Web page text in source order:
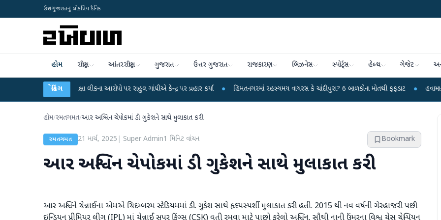
ઉત્તર ગુજરાતનું લોકપ્રિય દૈનિક
હોમ રાષ્ટ્રીય આંતરરાષ્ટ્રીય ગુજરાત ઉત્તર ગુજરાત રાજકારણ બિઝનેસ સ્પોર્ટ્સ હેલ્થ ગેજેટ
બ્રેકિંગ
NET પરીક્ષા લીકના આરોપો પર રાહુલ ગાંધીએ કેન્દ્ર પર પ્રહાર કર્યા ● હિંમતનગરમાં રહસ્યમય વાયરસ કે ચાંદીપુરા? 6 બાળકોના મોતથી ફફડાટ ● હવામાન વિભાગે 18
હોમ/રમતગમત/આર અશ્વિન ચેપોકમાં ડી ગુકેશને સાથે મુલાકાત કરી
રમતગમત 21 માર્ચ, 2025 Super Admin1 મિનિટ વાંચન Bookmark
આર અશ્વિન ચેપોકમાં ડી ગુકેશને સાથે મુલાકાત કરી
આર અશ્વિને ચેન્નાઈના એમએ ચિદમ્બરમ સ્ટેડિયમમાં ડી. ગુકેશ સાથે હૃદયસ્પર્શી મુલાકાત કરી હતી. 2015 થી નવ વર્ષની ગેરહાજરી પછી